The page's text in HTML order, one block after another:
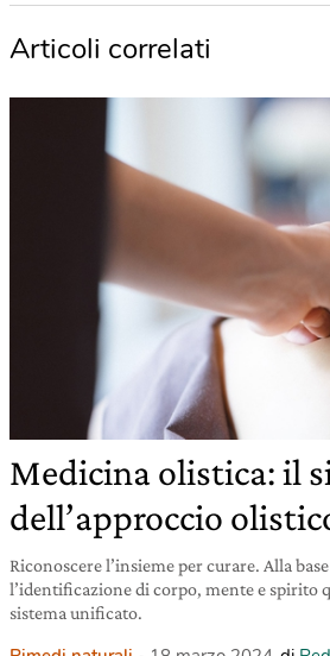
Articoli correlati
Medicina olistica: il
dell’approccio
Riconoscere l’insieme per curare. Alla
l’identificazione di corpo, mente e spirito
sistema unificato.